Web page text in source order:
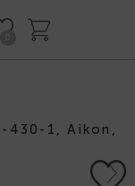
430-1, Aikon,
Next